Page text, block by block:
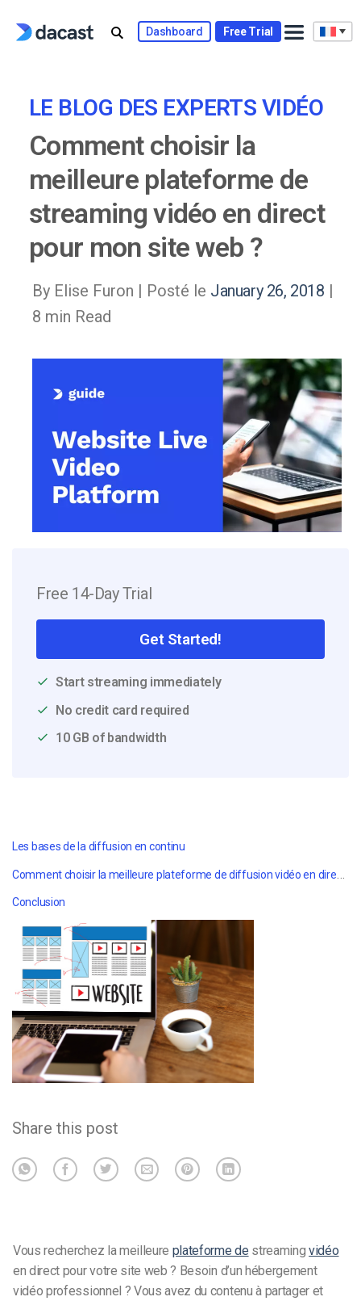
Dashboard Free Trial
LE BLOG DES EXPERTS VIDÉO
Comment choisir la
meilleure plateforme de
streaming vidéo en direct
pour mon site web ?
By Elise Furon | Posté le January 26, 2018 |
8 min Read
Free 14-Day Trial
Get Started!
Start streaming immediately
No credit card required
10 GB of bandwidth
Les bases de la diffusion en continu
Conclusion
Share this post
Vous recherchez la meilleure plateforme de streamingvidéo
en direct pour votre site web ? Besoin d’un hébergement
vidéo professionnel ? Vous avez du contenu à partager et